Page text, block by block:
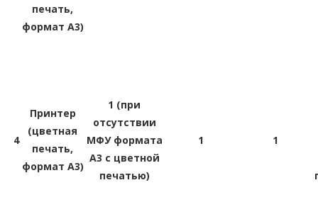
печать,
формат A3)
4
Принтер
(цветная
печать,
формат A3)
1 (при
отсутствии
МФУ формата
A3 с цветной
печатью)
1 1